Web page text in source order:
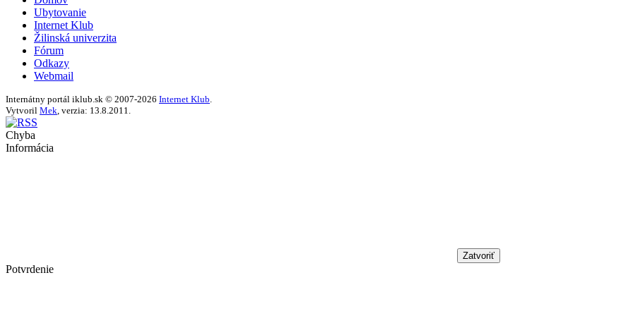
Ubytovanie
Internet Klub
Žilinská univerzita
Fórum
Odkazy
Webmail
Internátny portál iklub.sk © 2007-2026 Internet Klub
Vytvoril Mek , verzia: 13.8.2011.
Chyba
Informácia
Potvrdenie